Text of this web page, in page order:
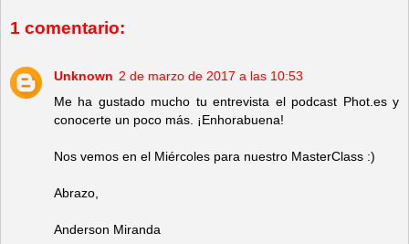
1 comentario:
Unknown 2 de marzo de 2017 a las 10:53
Me ha gustado mucho tu entrevista el podcast Phot.es y
conocerte un poco más. ¡Enhorabuena!
Nos vemos en el Miércoles para nuestro MasterClass :)
Abrazo,
Anderson Miranda